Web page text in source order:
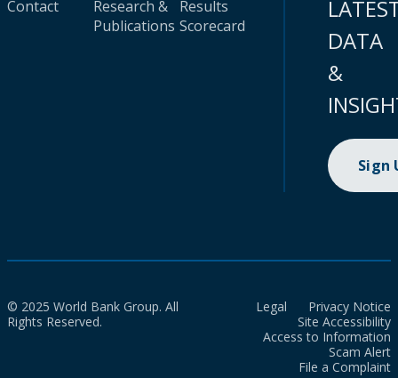
Contact
Research &
Publications
Results
Scorecard
DATA
&
Sign
© 2025 World Bank Group. All
Rights Reserved.
Legal
Privacy Notice
Site Accessibility
Access to Information
Scam Alert
File a Complaint